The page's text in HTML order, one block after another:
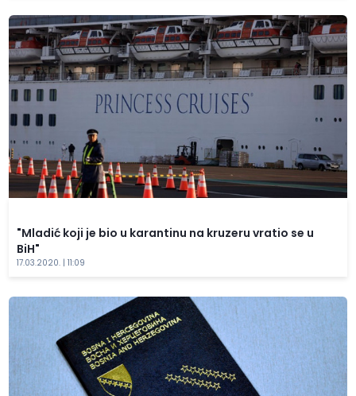
"Mladić koji je bio u karantinu na kruzeru vratio se u
BiH"
17.03.2020. | 11:09